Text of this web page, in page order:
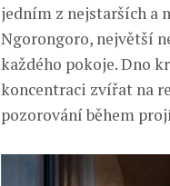
jedním z nejstarších a
Ngorongoro, největší
každého pokoje. Dno
koncentraci zvířat na
pozorování během